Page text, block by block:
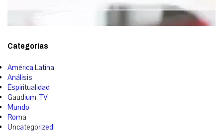
Categorías
América Latina
Análisis
Espiritualidad
Gaudium-TV
Mundo
Roma
Uncategorized